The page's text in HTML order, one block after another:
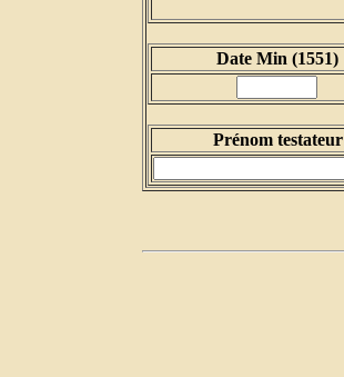
Date Min (1551)
Prénom testateur